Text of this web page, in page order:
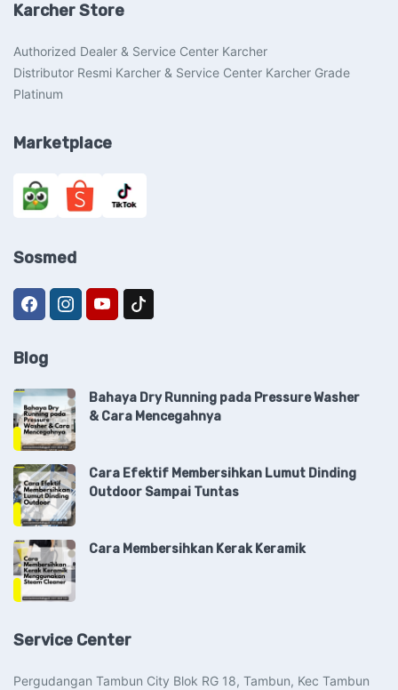
Karcher Store
Authorized Dealer & Service Center Karcher
Distributor Resmi Karcher & Service Center Karcher Grade
Platinum
Marketplace
Sosmed
Blog
Bahaya Dry Running pada Pressure Washer
& Cara Mencegahnya
Cara Efektif Membersihkan Lumut Dinding
Outdoor Sampai Tuntas
Cara Membersihkan Kerak Keramik
Service Center
Pergudangan Tambun City Blok RG 18, Tambun, Kec Tambun